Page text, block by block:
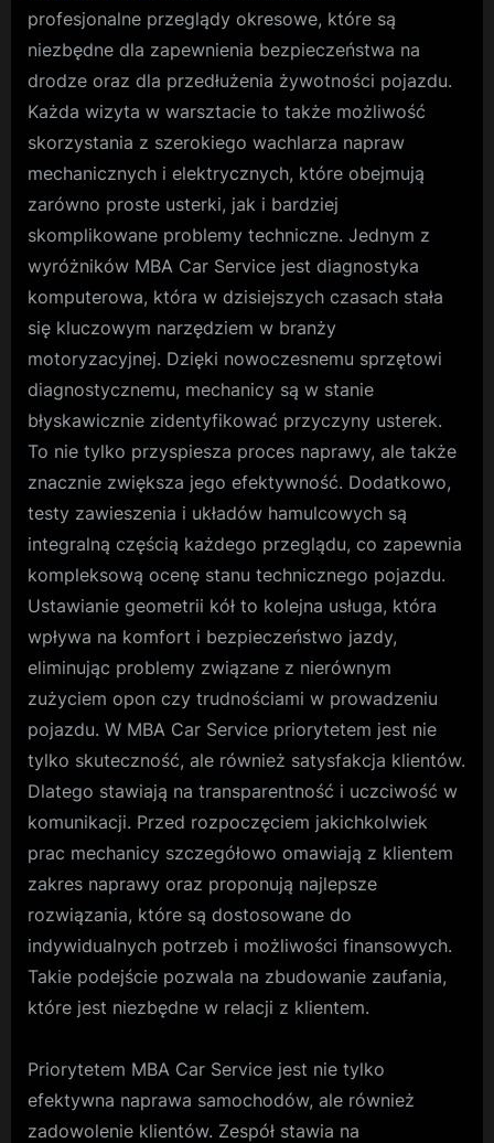
profesjonalne przeglądy okresowe, które są
niezbędne dla zapewnienia bezpieczeństwa na
drodze oraz dla przedłużenia żywotności pojazdu.
Każda wizyta w warsztacie to także możliwość
skorzystania z szerokiego wachlarza napraw
mechanicznych i elektrycznych, które obejmują
zarówno proste usterki, jak i bardziej
skomplikowane problemy techniczne. Jednym z
wyróżników MBA Car Service jest diagnostyka
komputerowa, która w dzisiejszych czasach stała
się kluczowym narzędziem w branży
motoryzacyjnej. Dzięki nowoczesnemu sprzętowi
diagnostycznemu, mechanicy są w stanie
błyskawicznie zidentyfikować przyczyny usterek.
To nie tylko przyspiesza proces naprawy, ale także
znacznie zwiększa jego efektywność. Dodatkowo,
testy zawieszenia i układów hamulcowych są
integralną częścią każdego przeglądu, co zapewnia
kompleksową ocenę stanu technicznego pojazdu.
Ustawianie geometrii kół to kolejna usługa, która
wpływa na komfort i bezpieczeństwo jazdy,
eliminując problemy związane z nierównym
zużyciem opon czy trudnościami w prowadzeniu
pojazdu. W MBA Car Service priorytetem jest nie
tylko skuteczność, ale również satysfakcja klientów.
Dlatego stawiają na transparentność i uczciwość w
komunikacji. Przed rozpoczęciem jakichkolwiek
prac mechanicy szczegółowo omawiają z klientem
zakres naprawy oraz proponują najlepsze
rozwiązania, które są dostosowane do
indywidualnych potrzeb i możliwości finansowych.
Takie podejście pozwala na zbudowanie zaufania,
które jest niezbędne w relacji z klientem.
Priorytetem MBA Car Service jest nie tylko
efektywna naprawa samochodów, ale również
zadowolenie klientów. Zespół stawia na